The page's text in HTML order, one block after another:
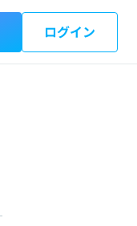
ログイン